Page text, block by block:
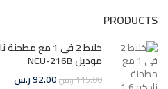
PRODUCTS
موديل NCU-216B
115.00ر.س92.00ر.س